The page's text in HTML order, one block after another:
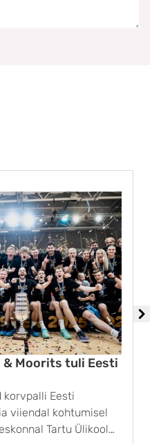
& Moorits tuli Eesti
korvpalli Eesti
viiendal kohtumisel
Tartu Ülikool